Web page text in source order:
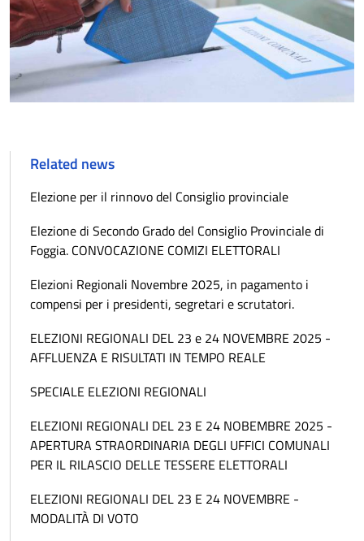
Related news
Elezione per il rinnovo del Consiglio provinciale
Elezione di Secondo Grado del Consiglio Provinciale di
Foggia. CONVOCAZIONE COMIZI ELETTORALI
Elezioni Regionali Novembre 2025, in pagamento i
compensi per i presidenti, segretari e scrutatori.
ELEZIONI REGIONALI DEL 23 e 24 NOVEMBRE 2025 -
AFFLUENZA E RISULTATI IN TEMPO REALE
SPECIALE ELEZIONI REGIONALI
ELEZIONI REGIONALI DEL 23 E 24 NOBEMBRE 2025 -
APERTURA STRAORDINARIA DEGLI UFFICI COMUNALI
PER IL RILASCIO DELLE TESSERE ELETTORALI
ELEZIONI REGIONALI DEL 23 E 24 NOVEMBRE -
MODALITÀ DI VOTO